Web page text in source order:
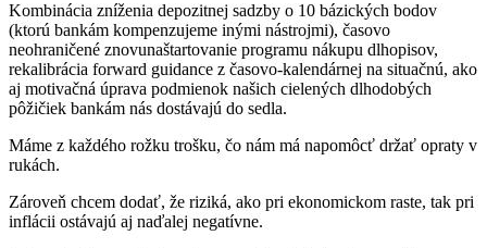
Kombinácia zníženia depozitnej sadzby o 10 bázických bodov
(ktorú bankám kompenzujeme inými nástrojmi), časovo
neohraničené znovunaštartovanie programu nákupu dlhopisov,
rekalibrácia forward guidance z časovo-kalendárnej na situačnú, ako
aj motivačná úprava podmienok našich cielených dlhodobých
pôžičiek bankám nás dostávajú do sedla.
Máme z každého rožku trošku, čo nám má napomôcť držať opraty v
rukách.
Zároveň chcem dodať, že riziká, ako pri ekonomickom raste, tak pri
inflácii ostávajú aj naďalej negatívne.